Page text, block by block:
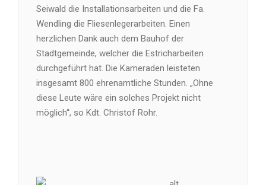
Seiwald die Installationsarbeiten und die Fa.
Wendling die Fliesenlegerarbeiten. Einen
herzlichen Dank auch dem Bauhof der
Stadtgemeinde, welcher die Estricharbeiten
durchgeführt hat. Die Kameraden leisteten
insgesamt 800 ehrenamtliche Stunden. „Ohne
diese Leute wäre ein solches Projekt nicht
möglich“, so Kdt. Christof Rohr.